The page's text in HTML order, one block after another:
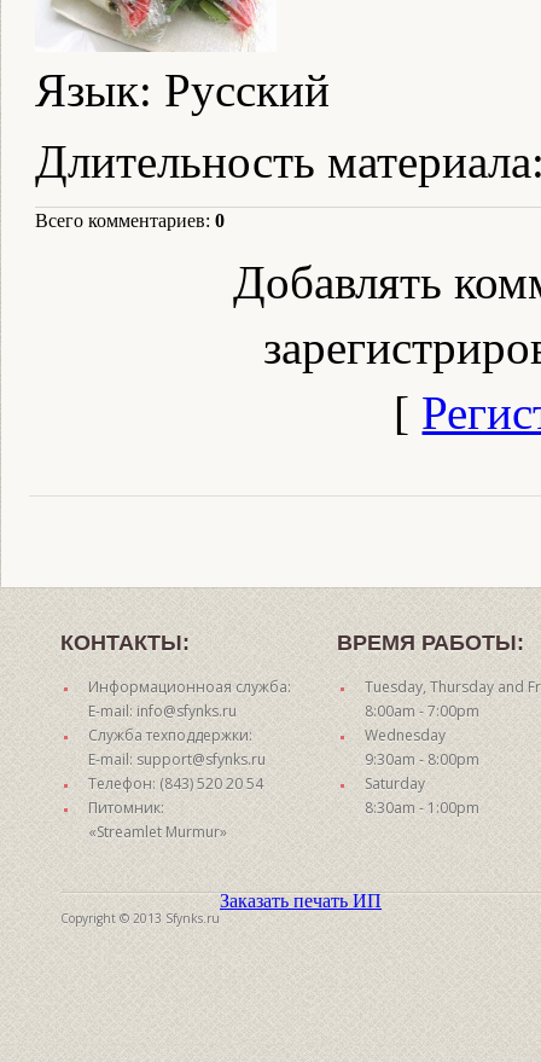
Язык: Русский
Длительность материала
Всего комментариев: 0
Добавлять
[
КОНТАКТЫ:
Информационноая служба:
E-mail: info@sfynks.ru
Служба техподдержки:
E-mail: support@sfynks.ru
Телефон: (843) 520 20 54
Питомник:
«Streamlet Murmur»
ВРЕМЯ РАБОТЫ:
Tuesday, Thursday and
8:00am - 7:00pm
Wednesday
9:30am - 8:00pm
Saturday
8:30am - 1:00pm
Copyright © 2013 Sfynks.ru
Заказать печать ИП